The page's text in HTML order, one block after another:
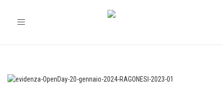
Toggle